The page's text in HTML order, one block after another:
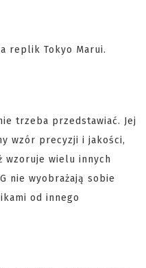
replik Tokyo Marui.
trzeba przedstawiać. Jej
wzór precyzji i jakości,
wzoruje wielu innych
nie wyobrażają sobie
od innego